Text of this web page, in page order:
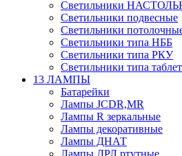
Светильники
Светильники подвесные
Светильники
Светильники типа НББ
Светильники типа РКУ
Светильники типа
13 ЛАМПЫ
Батарейки
Лампы JCDR,MR
Лампы R зеркальные
Лампы декоративные
Лампы ДНАТ
Лампы ДРЛ ртутные